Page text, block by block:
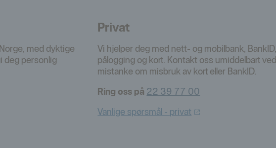
med dyktige
deg personlig
Privat
Vi hjelper deg med nett- og mobilbank, BankID,
pålogging og kort. Kontakt oss umiddelbart ved
mistanke om misbruk av kort eller BankID.
Ring oss på 22 39 77 00
Vanlige spørsmål - privat